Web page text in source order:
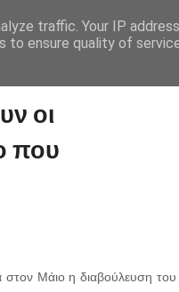
οι
που
στον Μάιο η διαβούλευση του
traffic. Your IP
to ensure quality of